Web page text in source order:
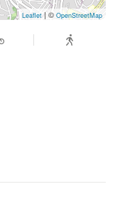
Leaflet| © OpenStreetMap